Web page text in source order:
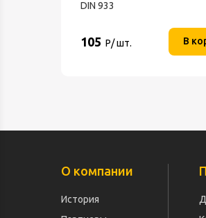
DIN 933
105 Р/ шт. В
О компании
История